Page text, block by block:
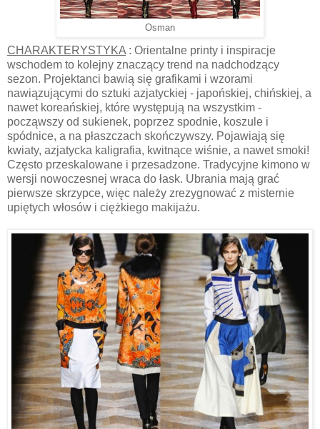
Osman
CHARAKTERYSTYKA : Orientalne printy i inspiracje
wschodem to kolejny znaczący trend na nadchodzący
sezon. Projektanci bawią się grafikami i wzorami
nawiązującymi do sztuki azjatyckiej - japońskiej, chińskiej, a
nawet koreańskiej, które występują na wszystkim -
począwszy od sukienek, poprzez spodnie, koszule i
spódnice, a na płaszczach skończywszy. Pojawiają się
kwiaty, azjatycka kaligrafia, kwitnące wiśnie, a nawet smoki!
Często przeskalowane i przesadzone. Tradycyjne kimono w
wersji nowoczesnej wraca do łask. Ubrania mają grać
pierwsze skrzypce, więc należy zrezygnować z misternie
upiętych włosów i ciężkiego makijażu.